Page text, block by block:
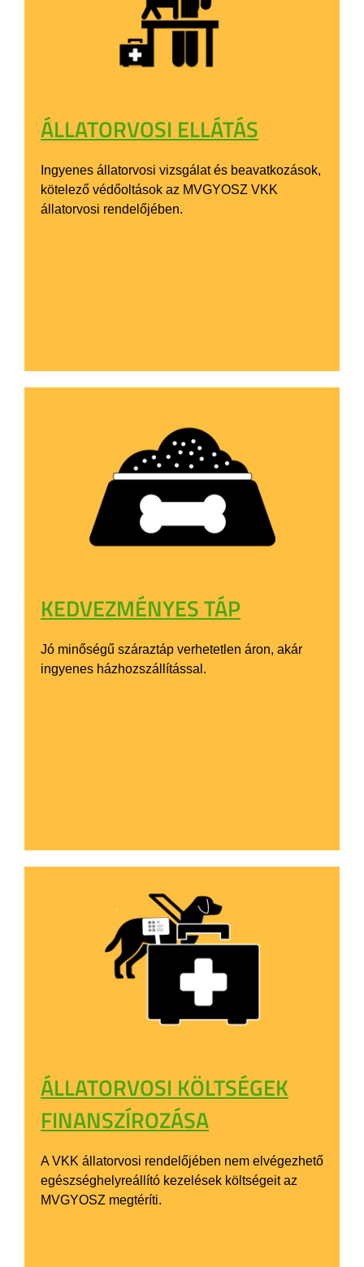
ÁLLATORVOSI ELLÁTÁS
Ingyenes állatorvosi vizsgálat és beavatkozások,
kötelező védőoltások az MVGYOSZ VKK
állatorvosi rendelőjében.
KEDVEZMÉNYES TÁP
Jó minőségű száraztáp verhetetlen áron, akár
ingyenes házhozszállítással.
ÁLLATORVOSI KÖLTSÉGEK
FINANSZÍROZÁSA
A VKK állatorvosi rendelőjében nem elvégezhető
egészséghelyreállító kezelések költségeit az
MVGYOSZ megtéríti.